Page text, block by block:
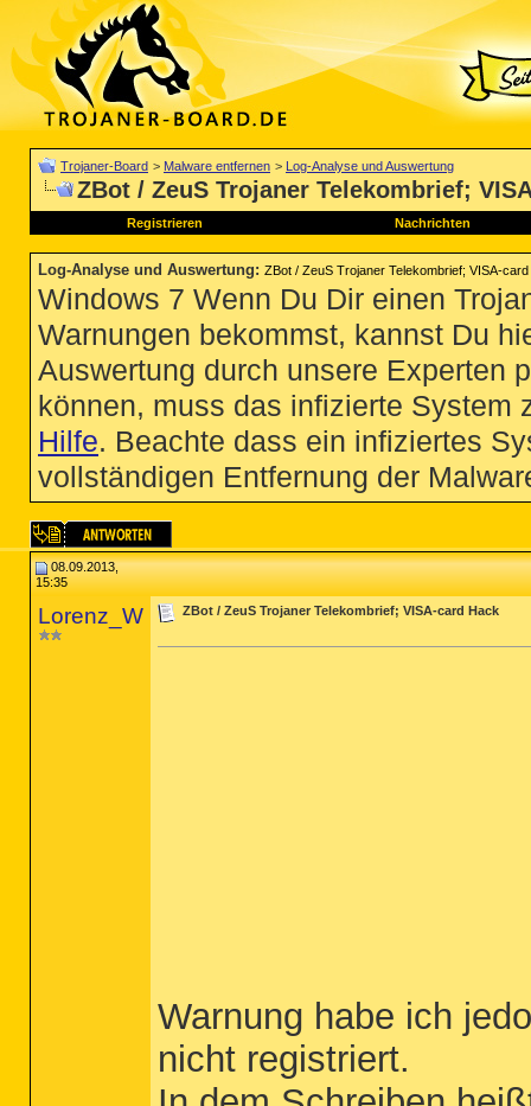
Trojaner-Board > Malware entfernen > Log-Analyse und Auswertung
ZBot / ZeuS Trojaner Telekombrief;
Registrieren Nachrichten
Log-Analyse und Auswertung: ZBot / ZeuS Trojaner Telekombrief; VISA-
Windows 7 Wenn Du Dir einen
Warnungen bekommst, kannst Du
Auswertung durch unsere Experten
können, muss das infizierte System
Hilfe. Beachte dass ein infiziertes
vollständigen Entfernung der
08.09.2013,
15:35
Lorenz_W ZBot / ZeuS Trojaner Telekombrief; VISA-card Hack
Warnung habe ich
nicht registriert.